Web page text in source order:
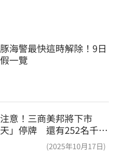
海警最快這時解除！9日
一覽
意！三商美邦將下市
天」停牌 還有252名千張
(2025年10月17日)